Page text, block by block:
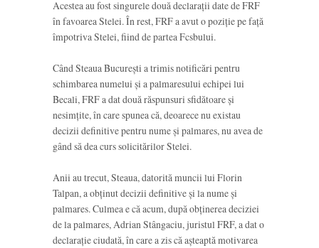
Acestea au fost singurele două declarații date de FRF
în favoarea Stelei. În rest, FRF a avut o poziție pe față
împotriva Stelei, fiind de partea Fcsbului.
Când Steaua București a trimis notificări pentru
schimbarea numelui și a palmaresului echipei lui
Becali, FRF a dat două răspunsuri sfidătoare și
nesimțite, în care spunea că, deoarece nu existau
decizii definitive pentru nume și palmares, nu avea de
gând să dea curs solicitărilor Stelei.
Anii au trecut, Steaua, datorită muncii lui Florin
Talpan, a obținut decizii definitive și la nume și
palmares. Culmea e că acum, după obținerea deciziei
de la palmares, Adrian Stângaciu, juristul FRF, a dat o
declarație ciudată, în care a zis că așteaptă motivarea